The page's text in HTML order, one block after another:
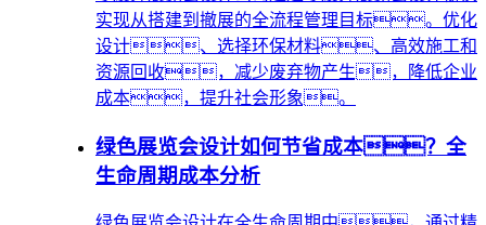
实现从搭建到撤展的全流程管理目标。优化
设计、选择环保材料、高效施工和
资源回收，减少废弃物产生，降低企业
成本，提升社会形象。
绿色展览会设计如何节省成本？全
生命周期成本分析